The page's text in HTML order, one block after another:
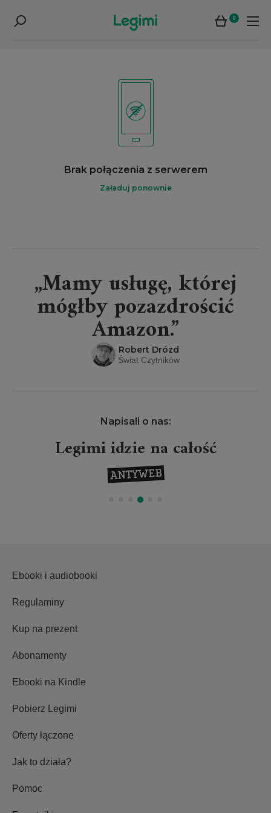
0
Brak połączenia z serwerem
Załaduj ponownie
„Mamy usługę, której
mógłby pozazdrościć
Amazon.”
Robert Drózd
Świat Czytników
Napisali o nas:
Legimi idzie na całość
Ebooki i audiobooki
Regulaminy
Kup na prezent
Abonamenty
Ebooki na Kindle
Pobierz Legimi
Oferty łączone
Jak to działa?
Pomoc